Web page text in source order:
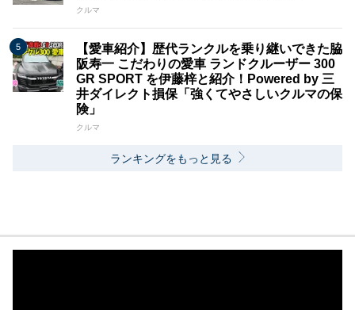
クルマ
【愛車紹介】歴代ランクルを乗り継いできた脇
阪寿一 こだわりの愛車 ランドクルーザー 300
GR SPORT を伊藤梓と紹介！Powered by 三
井ダイレクト損保「強くてやさしいクルマの保
険」
クルマ
ランキングをもっと見る